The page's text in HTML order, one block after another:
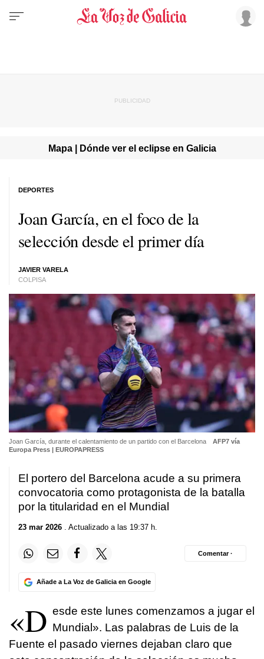
Mapa | Dónde ver el eclipse en Galicia
Joan García, en el foco de la
selección desde el primer día
JAVIER VARELA
COLPISA
DEPORTES
Joan García, durante el calentamiento de un partido con el Barcelona
AFP7 vía
Europa Press | EUROPAPRESS
El portero del Barcelona acude a su primera
convocatoria como protagonista de la batalla
por la titularidad en el Mundial
23 mar 2026 . Actualizado a las 19:37 h.
Añade a La Voz de Galicia en Google
Comentar ·
«D esde este lunes comenzamos a jugar el
Mundial». Las palabras de Luis de la
Fuente el pasado viernes dejaban claro que